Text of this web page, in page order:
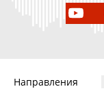
Направления